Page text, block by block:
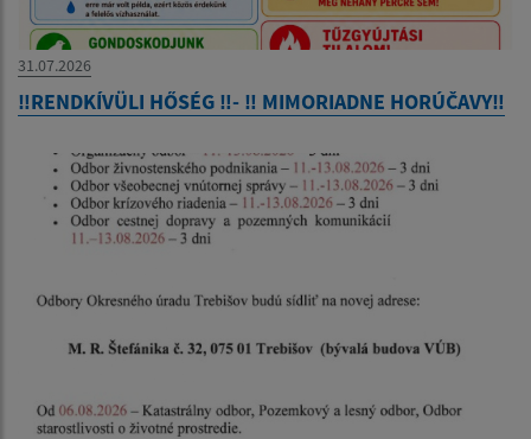
31.07.2026
‼️RENDKÍVÜLI HŐSÉG ‼️- ‼️ MIMORIADNE HORÚČAVY‼️